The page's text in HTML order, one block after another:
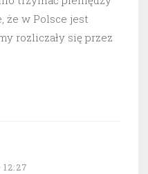
że w Polsce jest
rozliczały się przez
12:27